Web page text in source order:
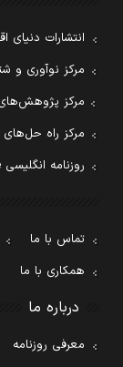
انتشارات دنیای
مرکز نوآوری و
مرکز
مرکز راه حل‌های
روزنامه انگلیسی Financial Tribune
تماس با ما
همکاری با ما
درباره ما
معرفی روزنامه